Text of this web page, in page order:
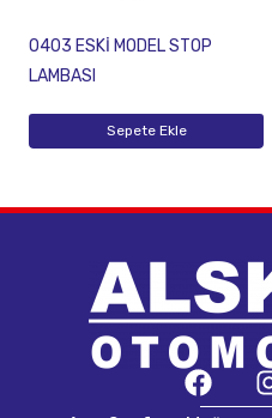
O403 ESKİ MODEL STOP
LAMBASI
Sepete Ekle